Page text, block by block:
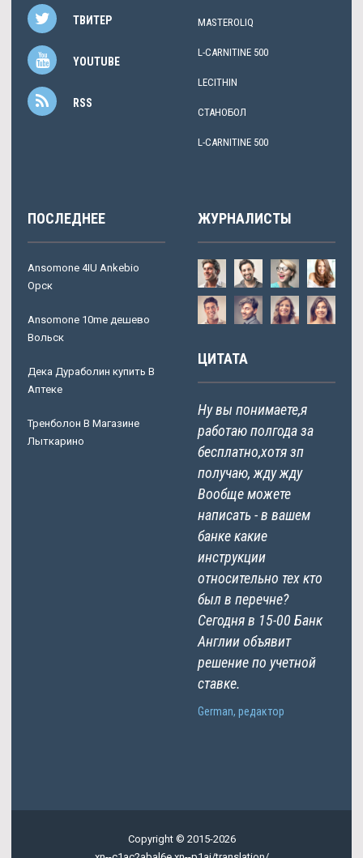
ТВИТЕР
YOUTUBE
RSS
MASTEROLIQ
L-CARNITINE 500
LECITHIN
СТАНОБОЛ
L-CARNITINE 500
ПОСЛЕДНЕЕ
Ansomone 4IU Ankebio
Орск
Ansomone 10me дешево
Вольск
Дека Дураболин купить В
Аптеке
Тренболон В Магазине
Лыткарино
ЖУРНАЛИСТЫ
ЦИТАТА
Ну вы понимаете,я
работаю полгода за
бесплатно,хотя зп
получаю, жду жду
Вообще можете
написать - в вашем
банке какие
инструкции
относительно тех кто
был в перечне?
Сегодня в 15-00 Банк
Англии объявит
решение по учетной
ставке.
German, редактор
Copyright © 2015-2026